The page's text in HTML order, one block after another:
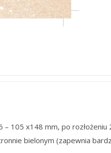
– 105 x148 mm, po rozłożeniu
bielonym (zapewnia